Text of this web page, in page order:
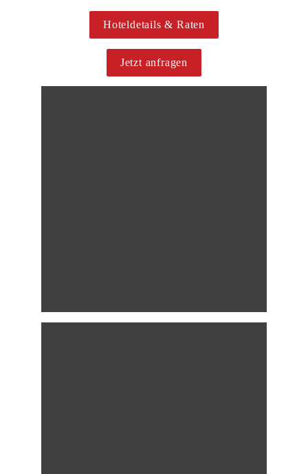
Hoteldetails & Raten
Jetzt anfragen